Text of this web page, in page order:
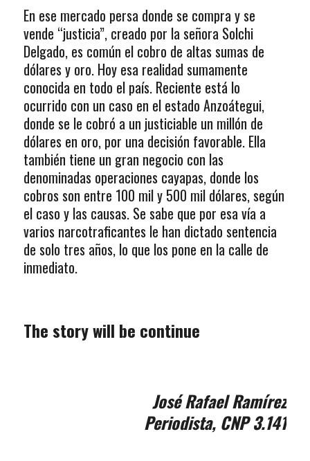
En ese mercado persa donde se compra y se
vende “justicia”, creado por la señora Solchi
Delgado, es común el cobro de altas sumas de
dólares y oro. Hoy esa realidad sumamente
conocida en todo el país. Reciente está lo
ocurrido con un caso en el estado Anzoátegui,
donde se le cobró a un justiciable un millón de
dólares en oro, por una decisión favorable. Ella
también tiene un gran negocio con las
denominadas operaciones cayapas, donde los
cobros son entre 100 mil y 500 mil dólares, según
el caso y las causas. Se sabe que por esa vía a
varios narcotraficantes le han dictado sentencia
de solo tres años, lo que los pone en la calle de
inmediato.
The story will be continue
José Rafael Ramírez
Periodista, CNP 3.141